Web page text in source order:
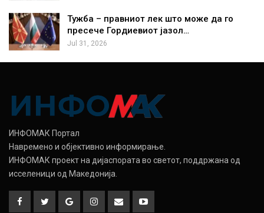
Тужба – правниот лек што може да го
пресече Гордиевиот јазол…
Jul 31, 2026
ИНФОМАК Портал
Навремено и објективно информирање.
ИНФОМАК проект на дијаспората во светот, поддржана од
исселеници од Македонија.